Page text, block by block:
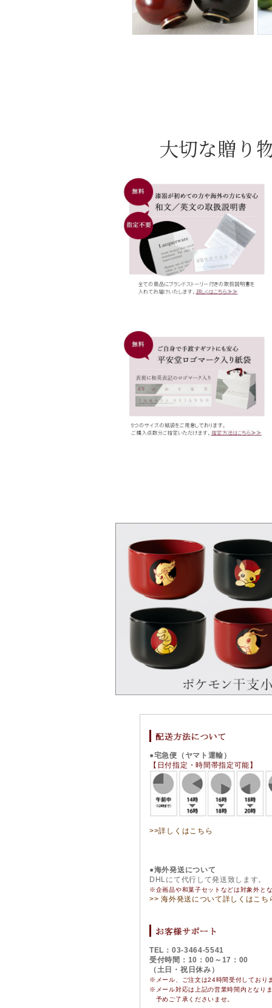
大切な贈り
●宅急便（ヤマト運輸）
【日付指定・時間帯指定可能】
>>詳しくはこちら
●海外発送について
DHLにて代行して発送致します。
※企画品や和菓子セットなどは対象外と
>> 海外発送について詳しくはこち
TEL：03-3464-5541
受付時間：10：00～17：00
（土日・祝日休み）
※メール、ご注文は24時間受付しており
※ メール対応は上記の営業時間内となり
予めご了承くださいませ。